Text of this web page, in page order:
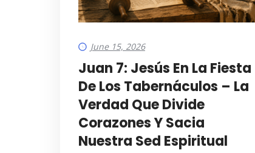
June 15, 2026
Juan 7: Jesús En La Fiesta
De Los Tabernáculos – La
Verdad Que Divide
Corazones Y Sacia
Nuestra Sed Espiritual